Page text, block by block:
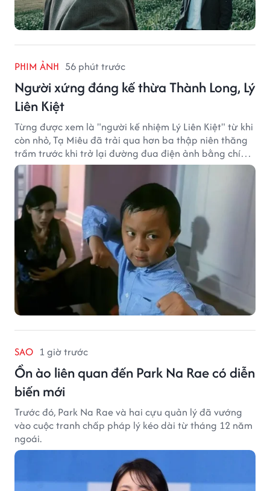
PHIM ẢNH 56 phút trước
Người xứng đáng kế thừa Thành Long, Lý
Liên Kiệt
Từng được xem là "người kế nhiệm Lý Liên Kiệt" từ khi
còn nhỏ, Tạ Miêu đã trải qua hơn ba thập niên thăng
trầm trước khi trở lại đường đua điện ảnh bằng chính
sở trường võ thuật.
SAO 1 giờ trước
Ồn ào liên quan đến Park Na Rae có diễn
biến mới
Trước đó, Park Na Rae và hai cựu quản lý đã vướng
vào cuộc tranh chấp pháp lý kéo dài từ tháng 12 năm
ngoái.